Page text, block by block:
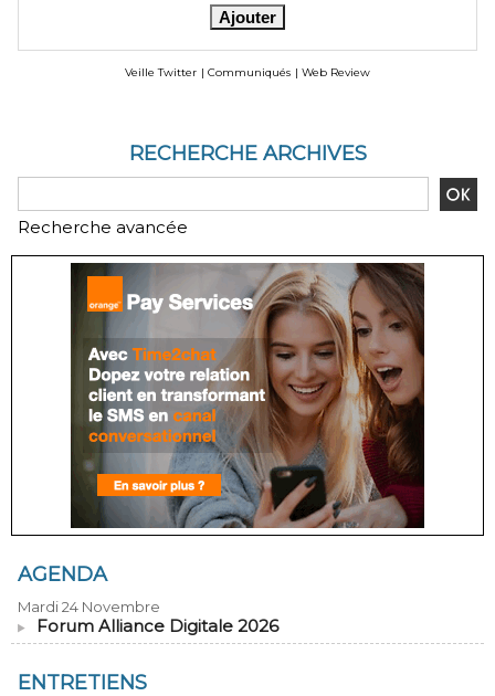
Veille Twitter | Communiqués | Web Review
RECHERCHE ARCHIVES
Recherche avancée
AGENDA
Mardi 24 Novembre
Forum Alliance Digitale 2026
ENTRETIENS